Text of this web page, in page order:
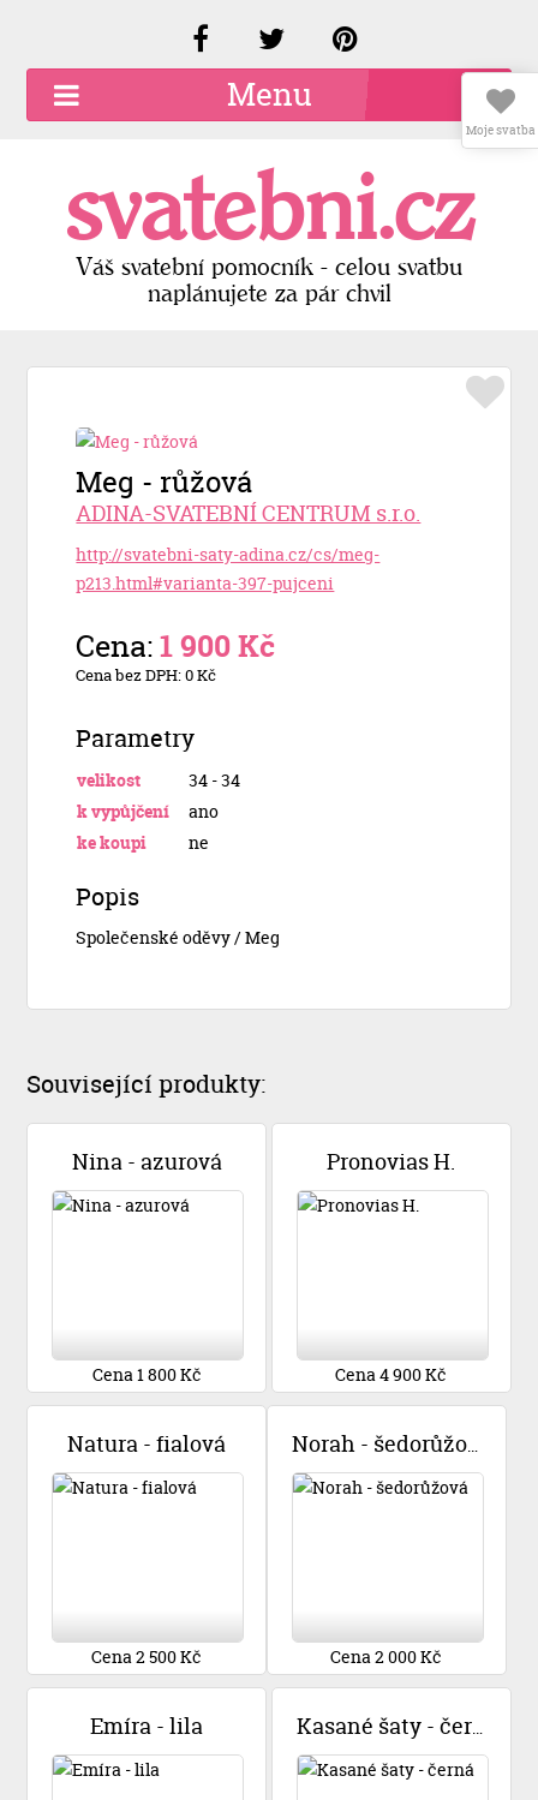
Menu
Kariéra
Kontakty
Přidat firmu
svatebni.cz
Váš svatební pomocník - celou svatbu
naplánujete za pár chvil
Meg - růžová
ADINA-SVATEBNÍ CENTRUM s.r.o.
http://svatebni-saty-adina.cz/cs/meg-
p213.html#varianta-397-pujceni
Cena:1 900 Kč
Cena bez DPH: 0 Kč
Parametry
velikost
34 - 34
k vypůjčení
ano
ke koupi
ne
Popis
Společenské oděvy / Meg
Související produkty:
Nina - azurová
Cena 1 800 Kč
Pronovias H.
Cena 4 900 Kč
Natura - fialová
Cena 2 500 Kč
Norah - šedorůžová
Cena 2 000 Kč
Emíra - lila Kasané šaty - černá
Moje svatba